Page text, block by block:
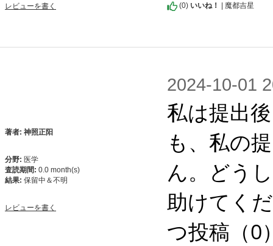
レビューを書く (0) いいね！ | 魔都吉星
著者: 神照正阳
分野: 医学
査読期間: 0.0 month(s)
結果: 保留中＆不明
レビューを書く
2024-10-01
私は提出
も、私の
ん。どう
助けてく
つ投稿（0